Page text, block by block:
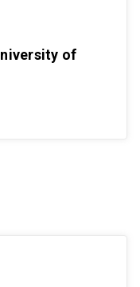
of